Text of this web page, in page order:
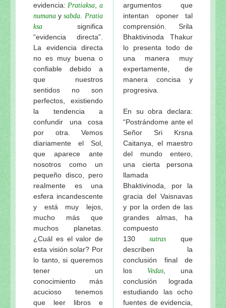
evidencia: Pratiaksa a
numana y sabda
Pratia
ksa significa
“evidencia directa”.
La evidencia directa
no es muy buena o
confiable debido a
que nuestros
sentidos no son
perfectos, existiendo
la tendencia a
confundir una cosa
por otra. Vemos
diariamente el Sol,
que aparece ante
nosotros como un
pequeño disco, pero
realmente es una
esfera incandescente
y está muy lejos,
mucho más que
muchos planetas.
¿Cuál es el valor de
esta visión solar? Por
lo tanto, si queremos
tener un
conocimiento más
acucioso tenemos
que leer libros e
argumentos que
intentan oponer tal
comprensión. Srila
Bhaktivinoda Thakur
lo presenta todo de
una manera muy
expertamente, de
manera concisa y
progresiva.
En su obra declara:
“Postrándome ante el
Señor Sri Krsna
Caitanya, el maestro
del mundo entero,
una cierta persona
llamada
Bhaktivinoda, por la
gracia del Vaisnavas
y por la orden de las
grandes almas, ha
compuesto
130 sutras que
describen la
conclusión final de
los Vedas , una
conclusión lograda
estudiando las ocho
fuentes de evidencia,